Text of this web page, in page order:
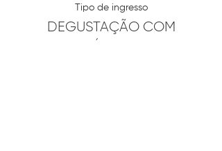
Tipo de ingresso
DEGUSTAÇÃO COM